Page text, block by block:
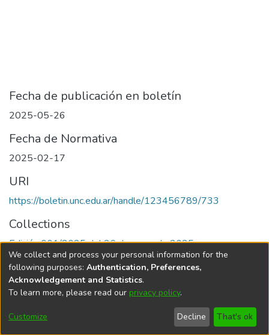
Fecha de publicación en boletín
2025-05-26
Fecha de Normativa
2025-02-17
URI
https://boletin.unc.edu.ar/handle/123456789/733
Collections
Edición 001/2025 del 26 de mayo de 2025
Universidad Nacional de Córdoba
We collect and process your personal information for the
following purposes: Authentication, Preferences,
Acknowledgement and Statistics.
To learn more, please read our privacy policy.
Customize Decline That's ok